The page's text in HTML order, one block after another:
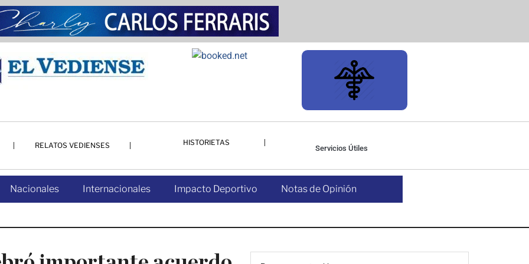
RELATOS VEDIENSES HISTORIETAS
Servicios Útiles
Nacionales Internacionales Impacto Deportivo Notas de Opinión